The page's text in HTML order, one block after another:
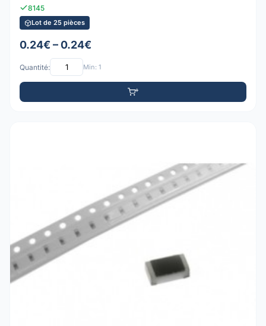
8145
Lot de 25 pièces
0.24€ – 0.24€
Quantité: Min: 1